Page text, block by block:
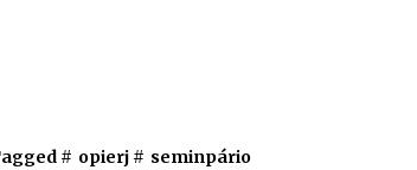
# opierj # seminpário